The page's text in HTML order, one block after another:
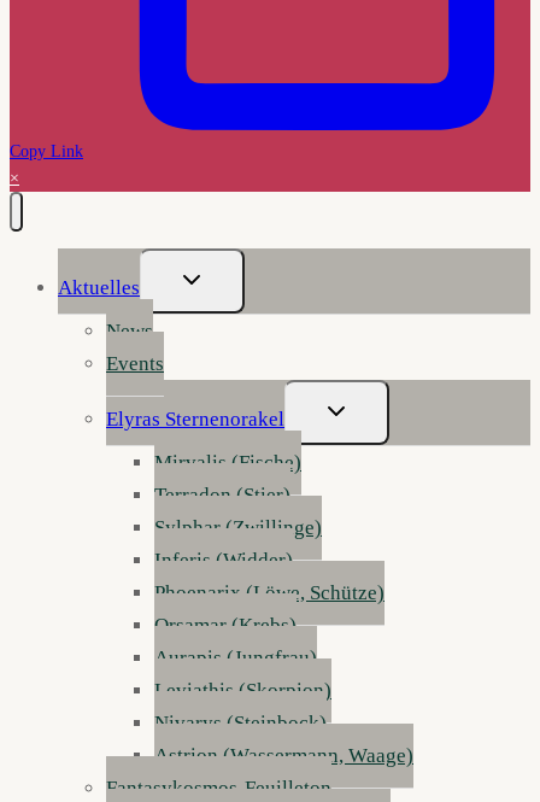
Copy Link
×
Aktuelles
Untermenü
Umschalten
News
Events
Elyras Sternenorakel
Untermenü
Umschalten
Mirvalis (Fische)
Terradon (Stier)
Sylphar (Zwillinge)
Inferis (Widder)
Phoenarix (Löwe, Schütze)
Orsamar (Krebs)
Aurapis (Jungfrau)
Leviathis (Skorpion)
Nivarys (Steinbock)
Astrion (Wassermann, Waage)
Fantasykosmos-Feuilleton